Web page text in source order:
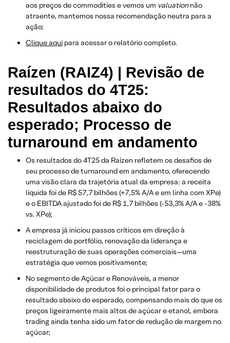
aos preços de commodities e vemos um valuationnão
atraente, mantemos nossa recomendação neutra para a
ação;
​Clique aqui para acessar o relatório completo.
Raízen (RAIZ4) | Revisão de
resultados do 4T25:
Resultados abaixo do
esperado; Processo de
turnaround em andamento
Os resultados do 4T25 da Raízen refletem os desafios de
seu processo de turnaround em andamento, oferecendo
uma visão clara da trajetória atual da empresa: a receita
líquida foi de R$ 57,7 bilhões (+7,5% A/A e em linha com XPe)
e o EBITDA ajustado foi de R$ 1,7 bilhões (-53,3% A/A e -38%
vs. XPe);
A empresa já iniciou passos críticos em direção à
reciclagem de portfólio, renovação da liderança e
reestruturação de suas operações comerciais—uma
estratégia que vemos positivamente;
No segmento de Açúcar e Renováveis, a menor
disponibilidade de produtos foi o principal fator para o
resultado abaixo do esperado, compensando mais do que os
preços ligeiramente mais altos de açúcar e etanol, embora
trading ainda tenha sido um fator de redução de margem no
açúcar;